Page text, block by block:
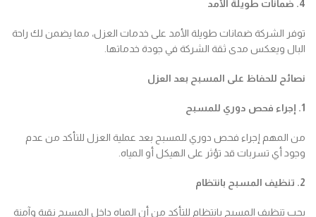
4. ضمانات طويلة الأمد
توفر الشركة ضمانات طويلة الأمد على خدمات العزل، مما يضمن لك راحة
البال ويعكس مدى ثقة الشركة في جودة خدماتها.
نصائح للحفاظ على المسبح بعد العزل
1. إجراء فحص دوري للمسبح
من المهم إجراء فحص دوري للمسبح بعد عملية العزل للتأكد من عدم
وجود أي تسربات قد تؤثر على الهيكل أو المياه.
2. تنظيف المسبح بانتظام
يجب تنظيف المسبح بانتظام للتأكد من أن المياه داخل المسبح نقية وآمنة